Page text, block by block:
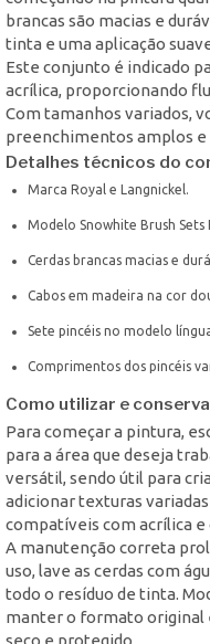
brancas são macias e
tinta e uma aplicação
Este conjunto é indicado
acrílica, proporcionando
Com tamanhos variados,
preenchimentos amplos e
Detalhes técnicos do
Marca Royal e Langnickel.
Modelo Snowhite Brush Sets
Cerdas brancas macias e
Cabos em madeira na cor
Sete pincéis no modelo
Comprimentos dos pincéis
Como utilizar e
Para começar a pintura,
para a área que deseja
versátil, sendo útil para
adicionar texturas
compatíveis com acrílica e
A manutenção correta
uso, lave as cerdas com
todo o resíduo de tinta.
manter o formato original
seco e protegido.